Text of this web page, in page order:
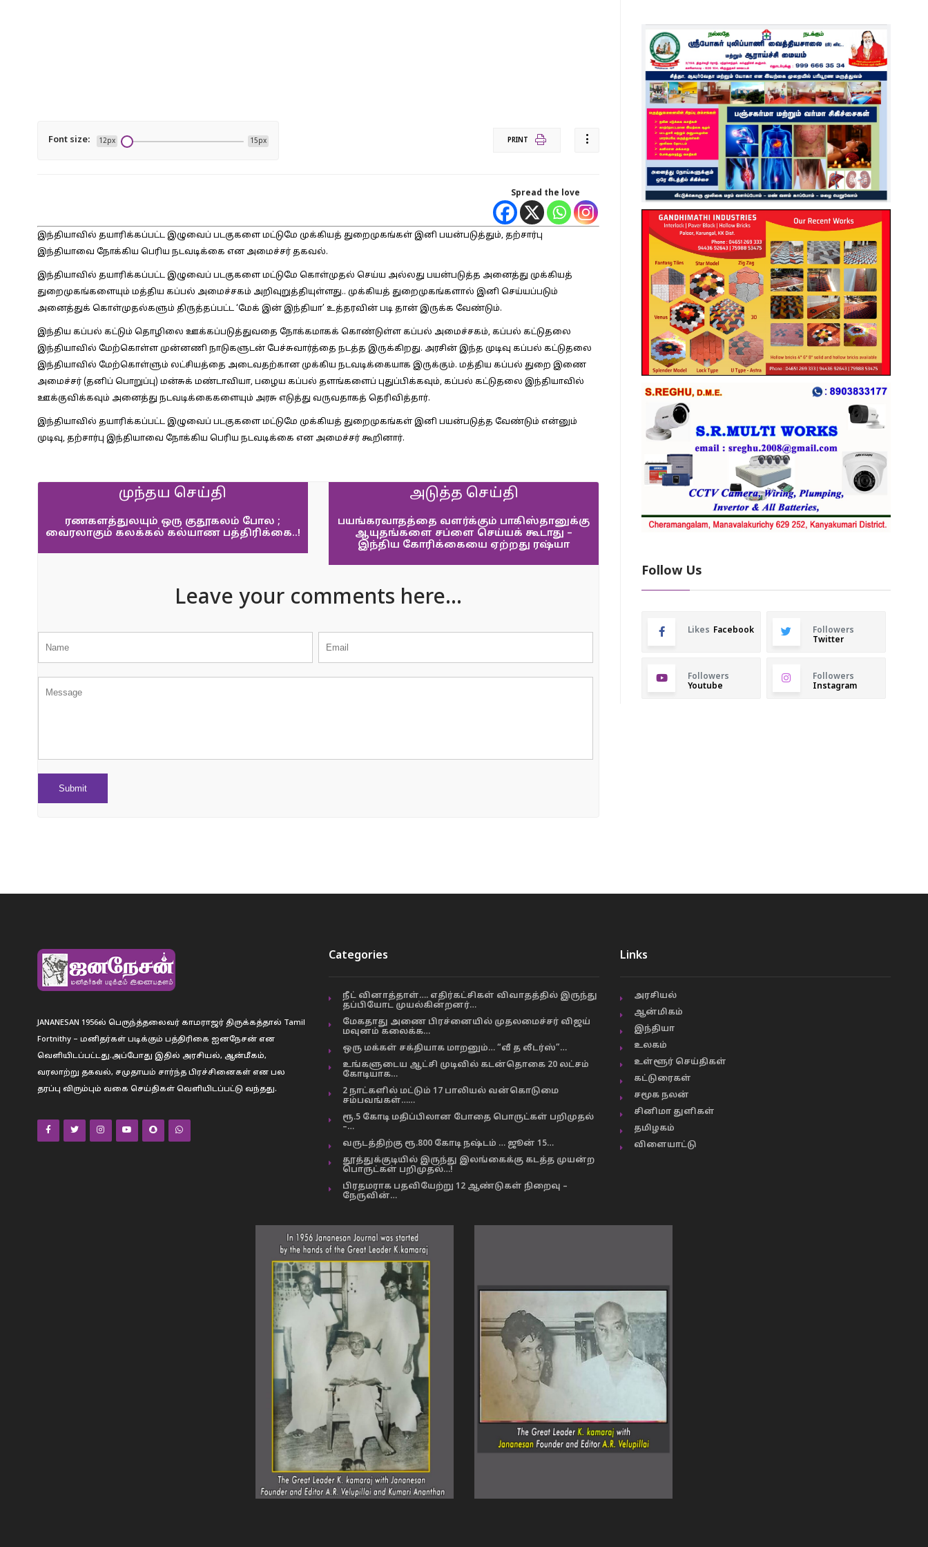
Font size: 12px 15px PRINT
Spread the love
இந்தியாவில் தயாரிக்கப்பட்ட இழுவைப் படகுகளை மட்டுமே முக்கியத் துறைமுகங்கள் இனி பயன்படுத்தும், தற்சார்பு
இந்தியாவை நோக்கிய பெரிய நடவடிக்கை என அமைச்சர் தகவல்.
இந்தியாவில் தயாரிக்கப்பட்ட இழுவைப் படகுகளை மட்டுமே கொள்முதல் செய்ய அல்லது பயன்படுத்த அனைத்து முக்கியத்
துறைமுகங்களையும் மத்திய கப்பல் அமைச்சகம் அறிவுறுத்தியுள்ளது.. முக்கியத் துறைமுகங்களால் இனி செய்யப்படும்
அனைத்துக் கொள்முதல்களும் திருத்தப்பட்ட ‘மேக் இன் இந்தியா’ உத்தரவின் படி தான் இருக்க வேண்டும்.
இந்திய கப்பல் கட்டும் தொழிலை ஊக்கப்படுத்துவதை நோக்கமாகக் கொண்டுள்ள கப்பல் அமைச்சகம், கப்பல் கட்டுதலை
இந்தியாவில் மேற்கொள்ள முன்னணி நாடுகளுடன் பேச்சுவார்த்தை நடத்த இருக்கிறது. அரசின் இந்த முடிவு கப்பல் கட்டுதலை
இந்தியாவில் மேற்கொள்ளும் லட்சியத்தை அடைவதற்கான முக்கிய நடவடிக்கையாக இருக்கும். மத்திய கப்பல் துறை இணை
அமைச்சர் (தனிப் பொறுப்பு) மன்சுக் மண்டாவியா, பழைய கப்பல் தளங்களைப் புதுப்பிக்கவும், கப்பல் கட்டுதலை இந்தியாவில்
ஊக்குவிக்கவும் அனைத்து நடவடிக்கைகளையும் அரசு எடுத்து வருவதாகத் தெரிவித்தார்.
இந்தியாவில் தயாரிக்கப்பட்ட இழுவைப் படகுகளை மட்டுமே முக்கியத் துறைமுகங்கள் இனி பயன்படுத்த வேண்டும் என்னும்
முடிவு, தற்சார்பு இந்தியாவை நோக்கிய பெரிய நடவடிக்கை என அமைச்சர் கூறினார்.
முந்தய செய்தி
ரணகளத்துலயும் ஒரு குதூகலம் போல ;
வைரலாகும் கலக்கல் கல்யாண பத்திரிக்கை..!
அடுத்த செய்தி
பயங்கரவாதத்தை வளர்க்கும் பாகிஸ்தானுக்கு
ஆயுதங்களை சப்ளை செய்யக் கூடாது –
இந்திய கோரிக்கையை ஏற்றது ரஷ்யா
Leave your comments here...
Follow Us
Likes Facebook
Followers
Twitter
Followers
Youtube
Followers
Instagram
JANANESAN 1956ல் பெருந்த்தலைவர் காமராஜர் திருக்கத்தால் Tamil
Fortnithy – மனிதர்கள் படிக்கும் பத்திரிகை ஐனநேசன் என
வெளியிடப்பட்டது.அப்போது இதில் அரசியல், ஆன்மீகம்,
வரலாற்று தகவல், சமுதாயம் சார்ந்த பிரச்சினைகள் என பல
தரப்பு விரும்பும் வகை செய்திகள் வெளியிடப்பட்டு வந்தது.
Categories
நீட் வினாத்தாள்…. எதிர்கட்சிகள் விவாதத்தில் இருந்து
தப்பியோட முயல்கின்றனர்…
மேகதாது அணை பிரச்னையில் முதலமைச்சர் விஜய்
மவுனம் கலைக்க…
ஒரு மக்கள் சக்தியாக மாறனும்… “வீ த லீடர்ஸ்”…
உங்களுடைய ஆட்சி முடிவில் கடன்தொகை 20 லட்சம்
கோடியாக…
2 நாட்களில் மட்டும் 17 பாலியல் வன்கொடுமை
சம்பவங்கள்……
ரூ.5 கோடி மதிப்பிலான போதை பொருட்கள் பறிமுதல்
–…
வருடத்திற்கு ரூ.800 கோடி நஷ்டம் … ஜூன் 15…
தூத்துக்குடியில் இருந்து இலங்கைக்கு கடத்த முயன்ற
பொருட்கள் பறிமுதல்…!
பிரதமராக பதவியேற்று 12 ஆண்டுகள் நிறைவு –
நேருவின்…
Links
அரசியல்
ஆன்மிகம்
இந்தியா
உலகம்
உள்ளூர் செய்திகள்
கட்டுரைகள்
சமூக நலன்
சினிமா துளிகள்
தமிழகம்
விளையாட்டு